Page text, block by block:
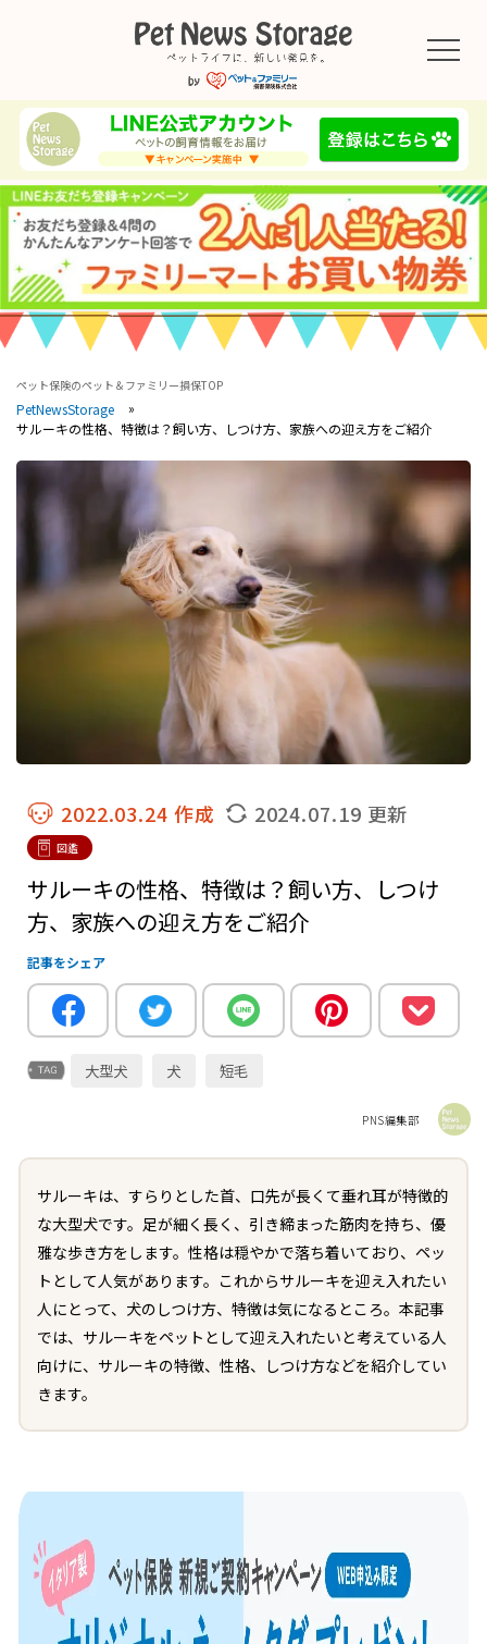
ペット保険のペット＆ファミリー損保TOP
PetNewsStorage
サルーキの性格、特徴は？飼い方、しつけ方、家族への迎え方をご紹介
2022.03.24 作成 2024.07.19 更新
図鑑
サルーキの性格、特徴は？飼い方、しつけ
方、家族への迎え方をご紹介
記事をシェア
大型犬 犬 短毛
PNS編集部
サルーキは、すらりとした首、口先が長くて垂れ耳が特徴的
な大型犬です。足が細く長く、引き締まった筋肉を持ち、優
雅な歩き方をします。性格は穏やかで落ち着いており、ペッ
トとして人気があります。これからサルーキを迎え入れたい
人にとって、犬のしつけ方、特徴は気になるところ。本記事
では、サルーキをペットとして迎え入れたいと考えている人
向けに、サルーキの特徴、性格、しつけ方などを紹介してい
きます。